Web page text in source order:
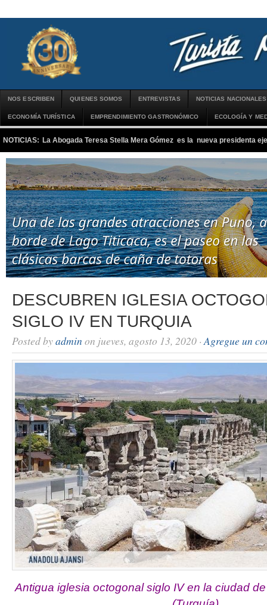
NOS ESCRIBEN QUIENES SOMOS ENTREVISTAS NOTICIAS NACIONALES
ECONOMÍA TURÍSTICA EMPRENDIMIENTO GASTRONÓMICO ECOLOGÍA Y
NOTICIAS: La Abogada Teresa Stella Mera Gómez es la nueva presidenta
DESCUBREN IGLESIA
SIGLO IV EN TURQUIA
Posted byadmin on jueves, agosto 13, 2020 ·Agregue un
Antigua iglesia octogonalsiglo IV en la ciudad